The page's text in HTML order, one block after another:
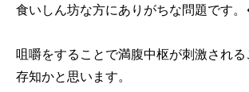
食いしん坊な方にありがちな問題です
咀嚼をすることで満腹中枢が刺激され
存知かと思います。